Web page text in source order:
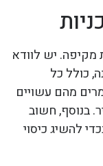
מקיפה. יש לוודא
כולל כל
מהם עשויים
בנוסף, חשוב
להשיג כיסוי